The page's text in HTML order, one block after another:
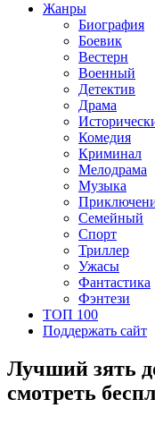
Жанры
Биография
Боевик
Вестерн
Военный
Детектив
Драма
Комедия
Криминал
Мелодрама
Музыка
Семейный
Спорт
Триллер
Ужасы
Фантастика
Фэнтези
ТОП 100
Поддержать сайт
Лучший зять
смотреть